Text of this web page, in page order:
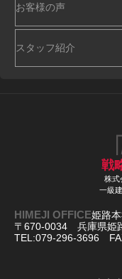
お客様の声
スタッフ紹介
戦
株式
一級
HIMEJI OFFICE姫路
〒670-0034 兵庫県姫
TEL:079-296-3696